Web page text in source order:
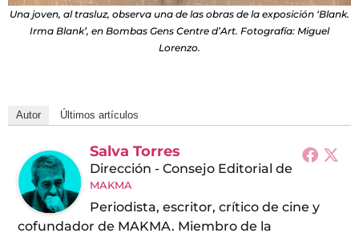
Una joven, al trasluz, observa una de las obras de la exposición ‘Blank.
Irma Blank’, en Bombas Gens Centre d’Art. Fotografía: Miguel
Lorenzo.
Autor Últimos artículos
Salva Torres
Dirección - Consejo Editorial de
MAKMA
Periodista, escritor, crítico de cine y
cofundador de MAKMA. Miembro de la